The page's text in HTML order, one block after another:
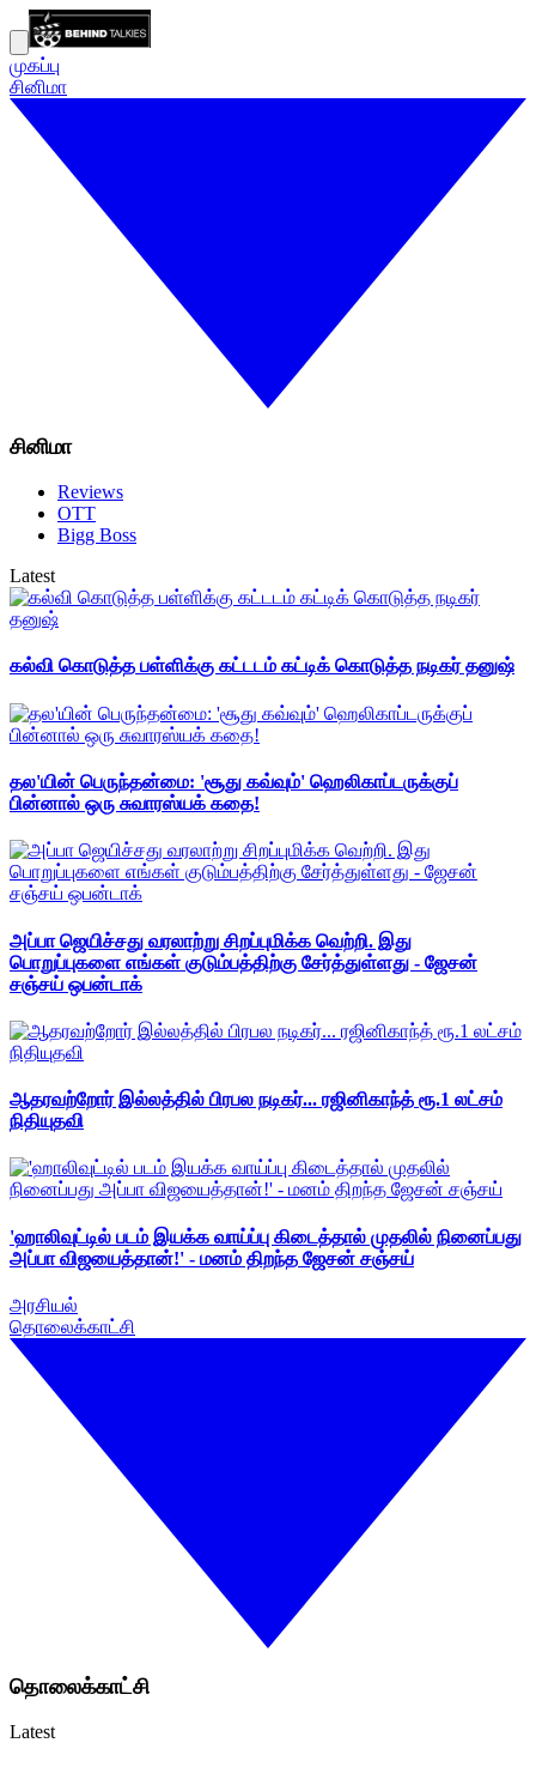
முகப்பு
சினிமா
சினிமா
Reviews
OTT
Bigg Boss
Latest
கல்வி கொடுத்த பள்ளிக்கு கட்டடம் கட்டிக் கொடுத்த நடிகர் தனுஷ்
தல'யின் பெருந்தன்மை: 'சூது கவ்வும்' ஹெலிகாப்டருக்குப்
பின்னால் ஒரு சுவாரஸ்யக் கதை!
அப்பா ஜெயிச்சது வரலாற்று சிறப்புமிக்க வெற்றி. இது
பொறுப்புகளை எங்கள் குடும்பத்திற்கு சேர்த்துள்ளது - ஜேசன்
சஞ்சய் ஒபன்டாக்
ஆதரவற்றோர் இல்லத்தில் பிரபல நடிகர்... ரஜினிகாந்த் ரூ.1 லட்சம்
நிதியுதவி
'ஹாலிவுட்டில் படம் இயக்க வாய்ப்பு கிடைத்தால் முதலில் நினைப்பது
அப்பா விஜயைத்தான்!' - மனம் திறந்த ஜேசன் சஞ்சய்
அரசியல்
தொலைக்காட்சி
தொலைக்காட்சி
Latest